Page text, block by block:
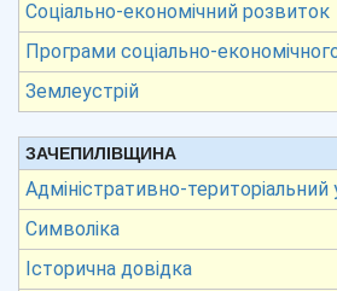
Соціально-економічний розвиток
Програми соціально-
Землеустрій
ЗАЧЕПИЛІВЩИНА
Адміністративно-територіальний
Символіка
Історична довідка